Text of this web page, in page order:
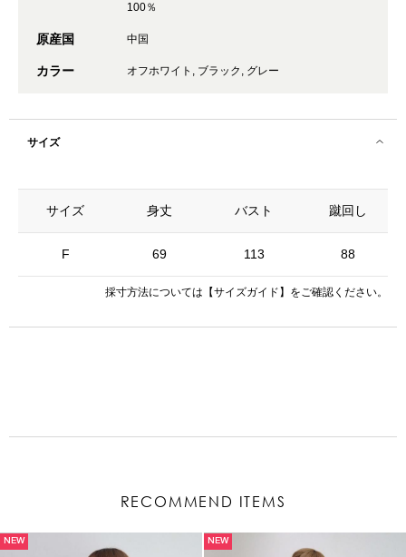
100％
原産国 中国
カラー オフホワイト, ブラック, グレー
サイズ
サイズ
F
身丈 バスト 蹴回し
69 113 88
採寸方法については 【サイズガイド】 をご確認ください。
RECOMMEND ITEMS
NEW NEW